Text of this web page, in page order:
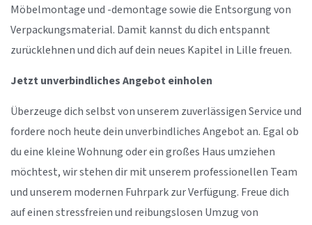
Möbelmontage und -demontage sowie die Entsorgung von
Verpackungsmaterial. Damit kannst du dich entspannt
zurücklehnen und dich auf dein neues Kapitel in Lille freuen.
Jetzt unverbindliches Angebot einholen
Überzeuge dich selbst von unserem zuverlässigen Service und
fordere noch heute dein unverbindliches Angebot an. Egal ob
du eine kleine Wohnung oder ein großes Haus umziehen
möchtest, wir stehen dir mit unserem professionellen Team
und unserem modernen Fuhrpark zur Verfügung. Freue dich
auf einen stressfreien und reibungslosen Umzug von